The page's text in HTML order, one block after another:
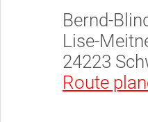
Bernd-
Lise-
24223
Route